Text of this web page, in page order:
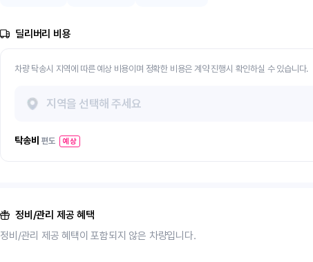
딜리버리 비용
차량 탁송시 지역에 따른 예상 비용이며 정확한 비용은 계약 진행시 확인하실 수 있습니다.
지역을 선택해 주세요
탁송비 편도 예상
정비/관리 제공 혜택
정비/관리 제공 혜택이 포함되지 않은 차량입니다.